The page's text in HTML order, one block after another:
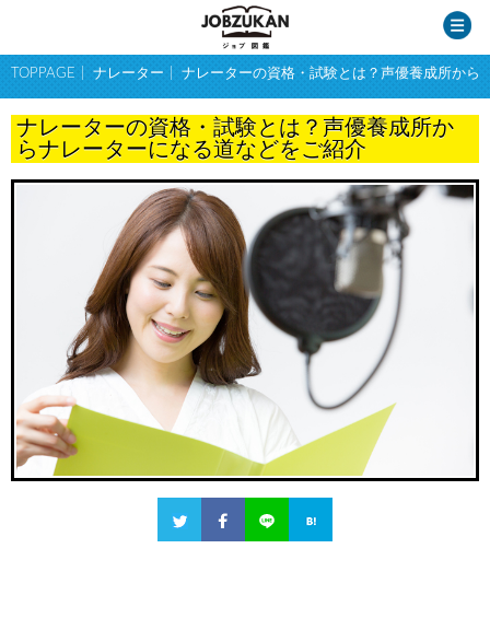
TOPPAGE ナレーター ナレーターの資格・試験とは？声優養成所から
ナレーターの資格・試験とは？声優養成所か
らナレーターになる道などをご紹介